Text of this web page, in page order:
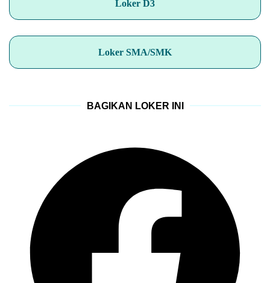
Loker D3
Loker SMA/SMK
BAGIKAN LOKER INI